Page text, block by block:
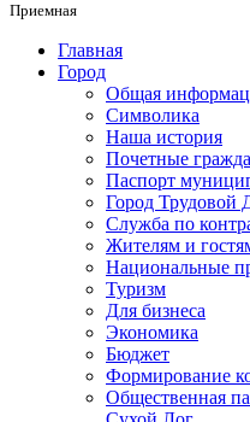
Приемная
Главная
Город
Общая
Символика
Наша история
Почетные
Паспорт
Город Трудовой
Служба по
Жителям и
Национальные
Туризм
Для бизнеса
Экономика
Бюджет
Формирование
Общественная